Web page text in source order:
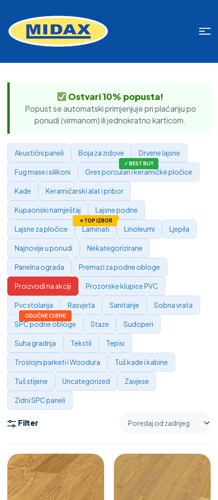
Ostvari 10% popusta!
Popust se automatski primjenjuje pri plaćanju po
ponudi (virmanom) ili jednokratno karticom.
Akustični paneli Boja za zidove Drvene lajsne
Fug mase i silikoni Gres porculan i keramičke pločice
Kade Keramičarski alat i pribor
Kupaonski namještaj Lajsne podne
Lajsne za pločice Laminati Linoleumi Ljepila
Najnovije u ponudi Nekategorizirane
Panelna ograda Premazi za podne obloge
Proizvodi na akciji Prozorske klupice PVC
Pvc stolarija Rasvjeta Sanitarije Sobna vrata
SPC podne obloge Staze Sudoperi
Suha gradnja Tekstil Tepisi
Troslojni parketi i Woodura Tuš kade i kabine
Tuš stijene Uncategorized Zavjese
Zidni SPC paneli
Filter